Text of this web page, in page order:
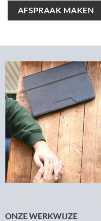
AFSPRAAK MAKEN
ONZE WERKWIJZE